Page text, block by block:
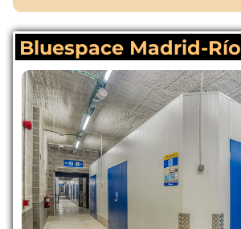
Bluespace Madrid-Río